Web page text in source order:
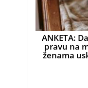
ANKETA:
pravu na
ženama